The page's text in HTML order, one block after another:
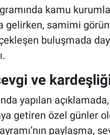
kamu
gelirken, samimi
buluşmada
ve
yapılan
getiren özel günler
paylaşma,